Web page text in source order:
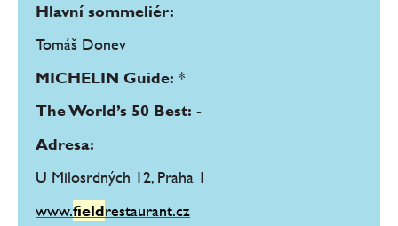
Hlavní sommeliér:
Tomáš Donev
MICHELIN Guide: *
The World’s 50 Best: -
Adresa:
U Milosrdných 12, Praha 1
www.fieldrestaurant.cz